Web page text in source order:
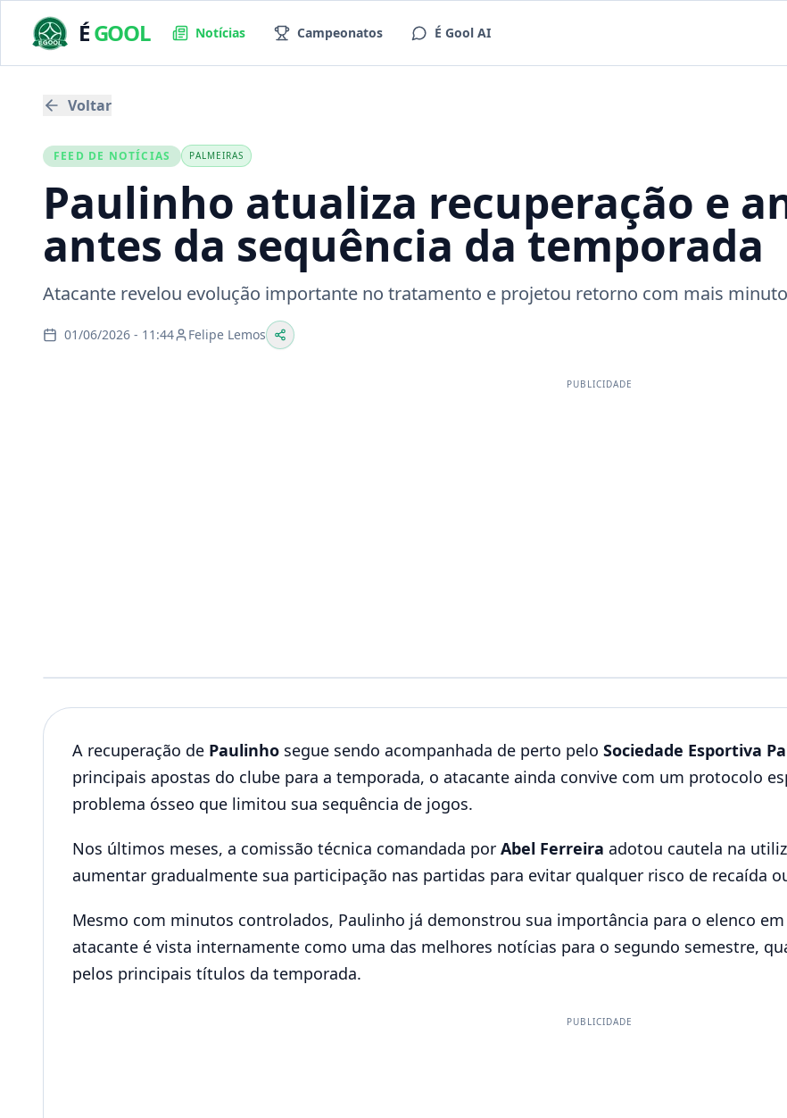
ÉGOOL Notícias Campeonatos É Gool AI
Voltar
FEED DE NOTÍCIAS PALMEIRAS
Paulinho atualiza recuperação e
antes da sequência da temporada
Atacante revelou evolução importante no tratamento e projetou retorno com mais
01/06/2026 - 11:44 Felipe Lemos
PUBLICIDADE
A recuperação de Paulinho segue sendo acompanhada de perto pelo Sociedade Esportiva
principais apostas do clube para a temporada, o atacante ainda convive com um protocolo
problema ósseo que limitou sua sequência de jogos.
Nos últimos meses, a comissão técnica comandada por Abel Ferreira adotou cautela na
aumentar gradualmente sua participação nas partidas para evitar qualquer risco de recaída
Mesmo com minutos controlados, Paulinho já demonstrou sua importância para o elenco
atacante é vista internamente como uma das melhores notícias para o segundo semestre,
pelos principais títulos da temporada.
PUBLICIDADE